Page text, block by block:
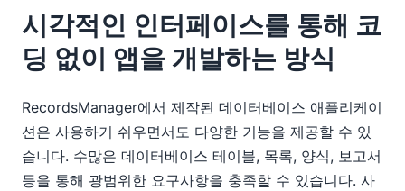
시각적인 인터페이스를 통해 코
딩 없이 앱을 개발하는 방식
RecordsManager에서 제작된 데이터베이스 애플리케이
션은 사용하기 쉬우면서도 다양한 기능을 제공할 수 있
습니다. 수많은 데이터베이스 테이블, 목록, 양식, 보고서
등을 통해 광범위한 요구사항을 충족할 수 있습니다. 사